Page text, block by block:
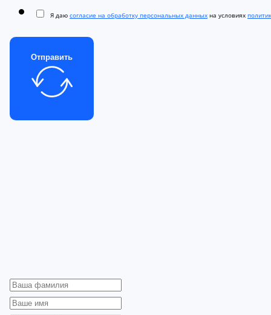
Я даю согласие на обработку персональных данных на условиях
Отправить